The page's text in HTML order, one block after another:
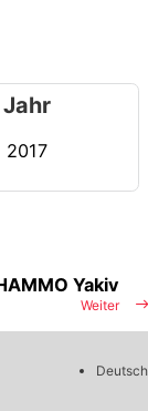
Jahr
2017
Weiter
Yakiv
Deutsch